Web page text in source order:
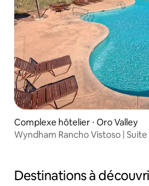
Complexe hôtelier ⋅ Oro Valley
Wyndham Rancho Vistoso |
Destinations à